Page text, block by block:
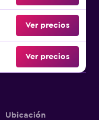
Ver precios
Ver precios
Ubicación